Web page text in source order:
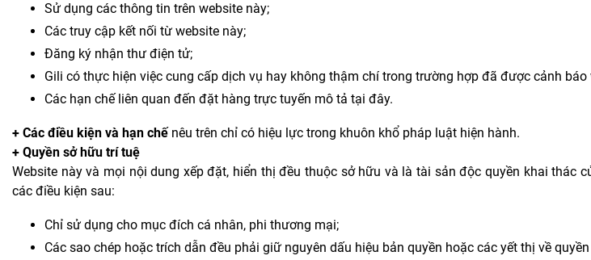
Sử dụng các thông tin trên website này;
Các truy cập kết nối từ website này;
Đăng ký nhận thư điện tử;
Gili có thực hiện việc cung cấp dịch vụ hay không thậm chí trong trường hợp đã được cảnh báo
Các hạn chế liên quan đến đặt hàng trực tuyến mô tả tại đây.
+ Các điều kiện và hạn chếnêu trên chỉ có hiệu lực trong khuôn khổ pháp luật hiện hành.
+ Quyền sở hữu trí tuệ
Website này và mọi nội dung xếp đặt, hiển thị đều thuộc sở hữu và là tài sản độc quyền khai
các điều kiện sau:
Chỉ sử dụng cho mục đích cá nhân, phi thương mại;
Các sao chép hoặc trích dẫn đều phải giữ nguyên dấu hiệu bản quyền hoặc các yết thị về